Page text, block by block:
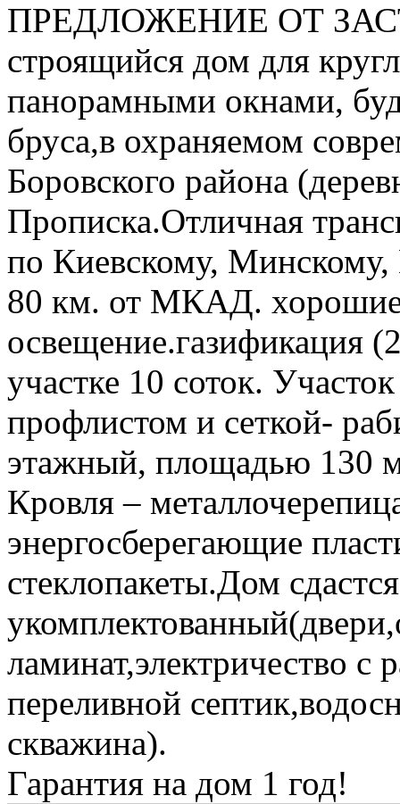
ПРЕДЛОЖЕНИЕ ОТ
строящийся дом для
панорамными окнами,
бруса,в охраняемом
Боровского района
Прописка.Отличная
по Киевскому,
80 км. от МКАД.
освещение.газификация
участке 10 соток.
профлистом и сеткой-
этажный, площадью 130
Кровля –
энергосберегающие
стеклопакеты.Дом
ламинат,электричество с
переливной
скважина).
Гарантия на дом 1 год!